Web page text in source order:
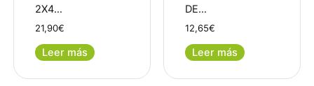
2X4…
21,90€
Leer más
DE…
12,65€
Leer más